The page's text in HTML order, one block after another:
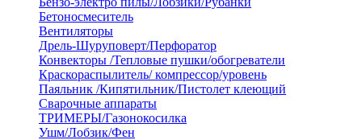
Бетоносмеситель
Вентиляторы
Дрель-Шуруповерт/Перфоратор
Конвекторы /Тепловые пушки/обогреватели
Краскораспылитель/ компрессор/уровень
Паяльник /Кипятильник/Пистолет клеющий
Сварочные аппараты
ТРИМЕРЫ/Газонокосилка
Ушм/Лобзик/Фен